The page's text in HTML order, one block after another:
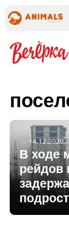
14.12.2020
В ходе
рейдов